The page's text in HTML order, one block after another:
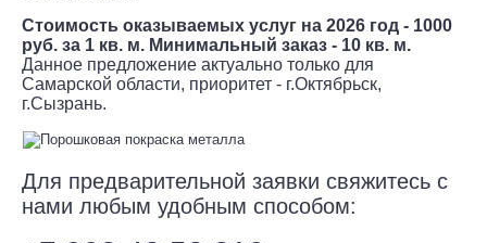
Стоимость оказываемых услуг на 2026 год - 1000
руб. за 1 кв. м. Минимальный заказ - 10 кв. м.
Данное предложение актуально только для
Самарской области, приоритет - г.Октябрьск,
г.Сызрань.
Для предварительной заявки свяжитесь с
нами любым удобным способом: